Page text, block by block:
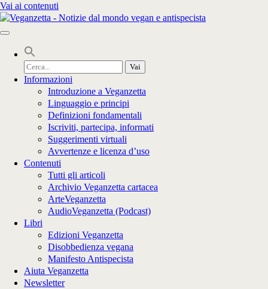
Vai ai contenuti
Cerca
per:
Informazioni
Introduzione a Veganzetta
Linguaggio e principi
Definizioni fondamentali
Iscriviti, partecipa, informati
Suggerimenti virtuali
Avvertenze e licenza d’uso
Contenuti
Tutti gli articoli
Archivio Veganzetta cartacea
ArteVeganzetta
AudioVeganzetta (Podcast)
Libri
Edizioni Veganzetta
Disobbedienza vegana
Manifesto Antispecista
Aiuta Veganzetta
Newsletter